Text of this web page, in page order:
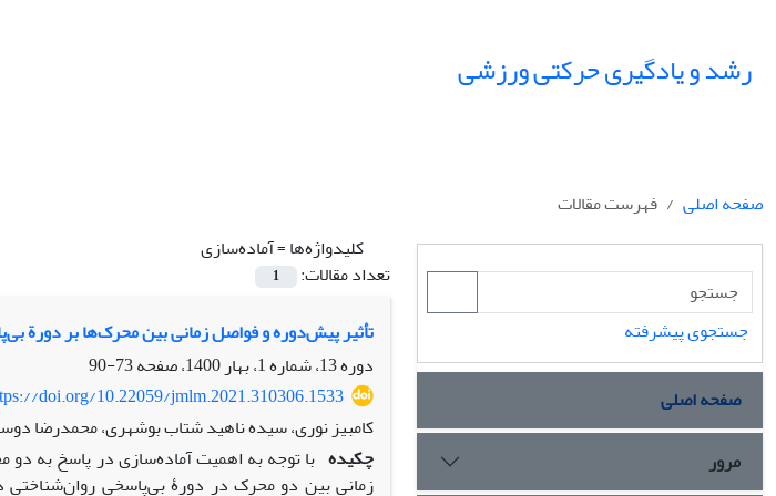
رشد و یادگیری حرکتی ورزشی
صفحه اصلی
فهرست مقالات
کلیدواژه‌ها =آماده‌سازی
تعداد مقالات:
1
تأثیر پیش‌دوره و فواصل زمانی بین محرک‌ها بر دورة
دوره 13، شماره 1، بهار 1400، صفحه
73-90
doi.org/10.22059/jmlm.2021.310306.1533
کامبیز نوری، سیده ناهید شتاب بوشهری، محمدرضا
چکیده با توجه به اهمیت آماده‌سازی در پاسخ به
زمانی بین دو محرک در دورۀ بی‌پاسخی
جستجوی پیشرفته
صفحه اصلی
مرور